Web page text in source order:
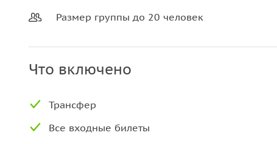
Размер группы до 20 человек
Что включено
Трансфер
Все входные билеты